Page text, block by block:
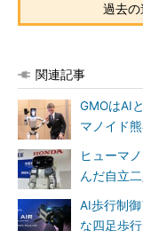
過去
関連記事
GMOはAI
マノイド
ヒューマ
んだ自立
AI歩行制
な四足歩